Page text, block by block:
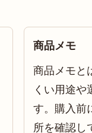
商品メモ
商品メモと
くい用途や
す。購入前
所を確認し